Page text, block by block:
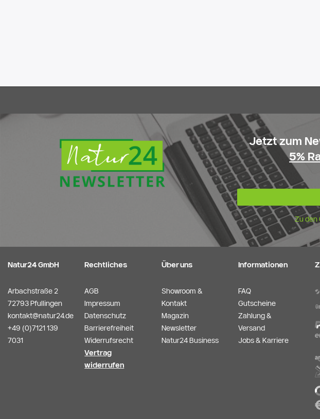
Jetzt zum
5%
Zu den
Natur24 GmbH
Arbachstraße 2
72793 Pfullingen
kontakt@natur24.de
+49 (0)7121 139
7031
Rechtliches
AGB
Impressum
Datenschutz
Barrierefreiheit
Widerrufsrecht
Vertrag
widerrufen
Über uns
Showroom &
Kontakt
Magazin
Newsletter
Natur24 Business
Informationen
FAQ
Gutscheine
Zahlung &
Versand
Jobs & Karriere